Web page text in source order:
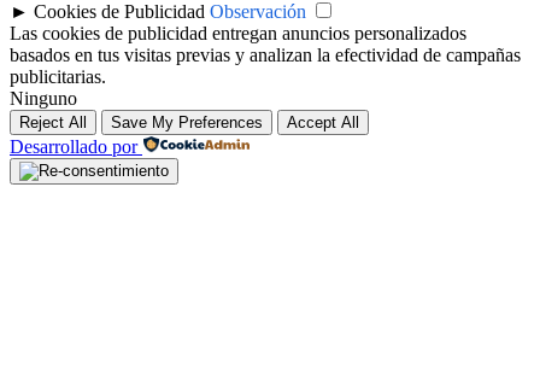
► Cookies de Publicidad Observación
Las cookies de publicidad entregan anuncios personalizados
basados en tus visitas previas y analizan la efectividad de campañas
publicitarias.
Ninguno
Reject All Save My Preferences Accept All
Desarrollado por